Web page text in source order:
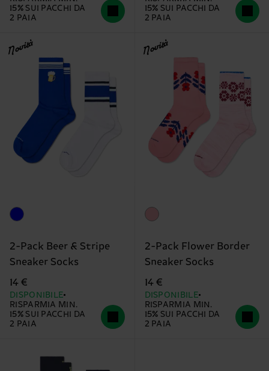
15% SUI PACCHI DA
2 PAIA
15% SUI PACCHI DA
2 PAIA
Novità
2-Pack Beer & Stripe
Sneaker Socks
14 €
DISPONIBILE
RISPARMIA MIN.
15% SUI PACCHI DA
2 PAIA
Novità
2-Pack Flower Border
Sneaker Socks
14 €
DISPONIBILE
RISPARMIA MIN.
15% SUI PACCHI DA
2 PAIA